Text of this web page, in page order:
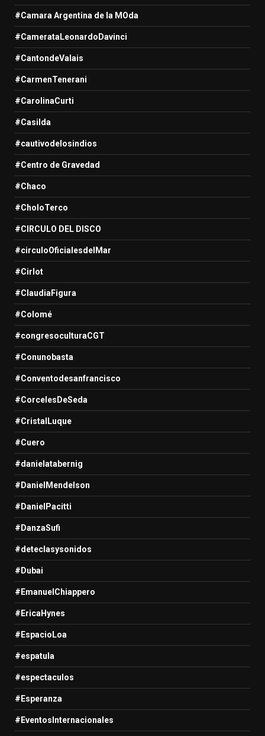
#Camara Argentina de la MOda
#CamerataLeonardoDavinci
#CantondeValais
#CarmenTenerani
#CarolinaCurti
#Casilda
#cautivodelosindios
#Centro de Gravedad
#Chaco
#CholoTerco
#CIRCULO DEL DISCO
#circuloOficialesdelMar
#Cirlot
#ClaudiaFigura
#Colomé
#congresoculturaCGT
#Conunobasta
#Conventodesanfrancisco
#CorcelesDeSeda
#CristalLuque
#Cuero
#danielatabernig
#DanielMendelson
#DanielPacitti
#DanzaSufi
#deteclasysonidos
#Dubai
#EmanuelChiappero
#EricaHynes
#EspacioLoa
#espatula
#espectaculos
#Esperanza
#EventosInternacionales